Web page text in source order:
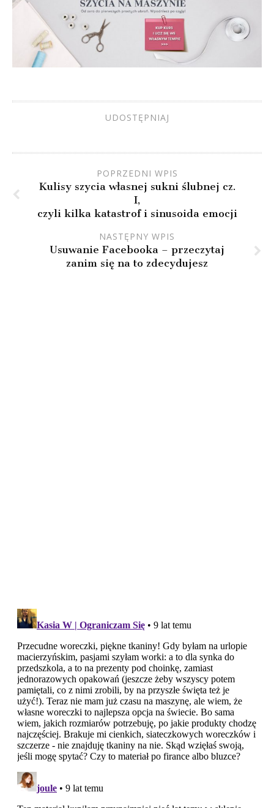
UDOSTĘPNIAJ
POPRZEDNI WPIS
Kulisy szycia własnej sukni ślubnej cz.
I,
czyli kilka katastrof i sinusoida emocji
NASTĘPNY WPIS
Usuwanie Facebooka – przeczytaj
zanim się na to zdecydujesz